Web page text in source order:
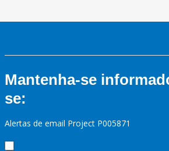
Mantenha-se
se:
Alertas de email Project P005871